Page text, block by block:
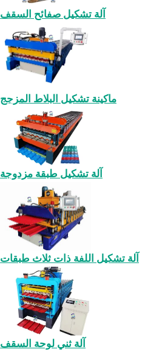
آلة تشكيل صفائح السقف
ماكينة تشكيل البلاط المزجج
آلة تشكيل طبقة مزدوجة
آلة تشكيل اللفة ذات ثلاث طبقات
آلة ثني لوحة السقف